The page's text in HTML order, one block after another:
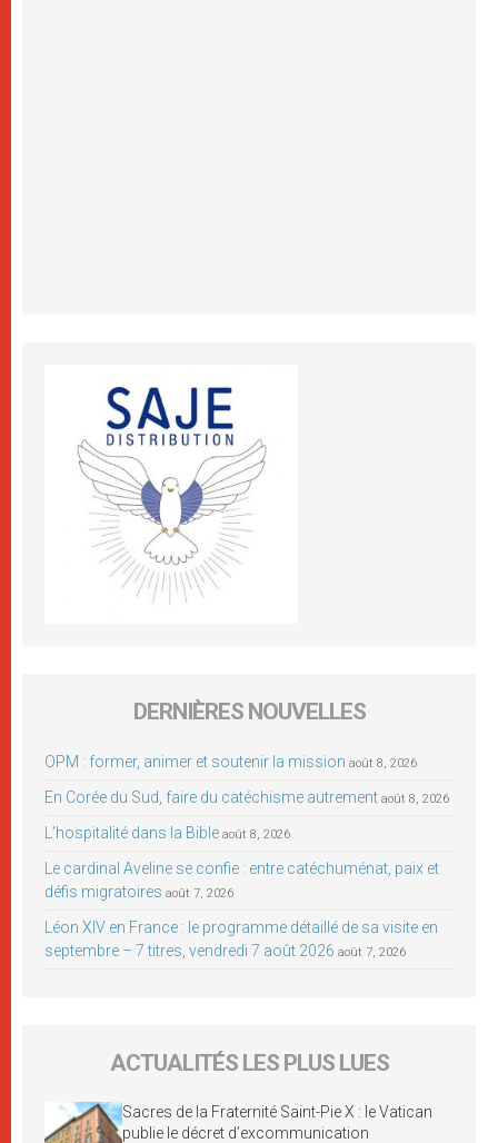
DERNIÈRES NOUVELLES
OPM : former, animer et soutenir la mission août 8, 2026
En Corée du Sud, faire du catéchisme autrement août 8, 2026
L’hospitalité dans la Bible août 8, 2026
Le cardinal Aveline se confie : entre catéchuménat, paix et
défis migratoires août 7, 2026
Léon XIV en France : le programme détaillé de sa visite en
septembre – 7 titres, vendredi 7 août 2026 août 7, 2026
ACTUALITÉS LES PLUS LUES
Sacres de la Fraternité Saint-Pie X : le Vatican
publie le décret d’excommunication